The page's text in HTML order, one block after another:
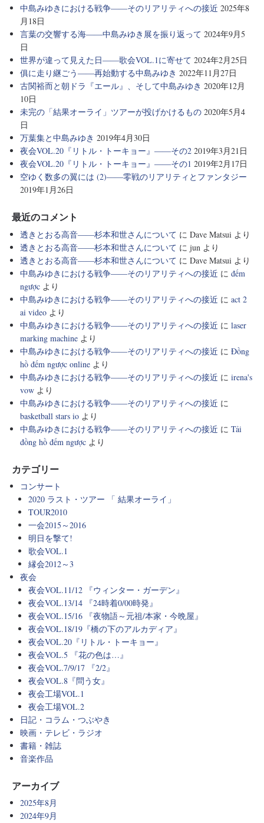
中島みゆきにおける戦争――そのリアリティへの接近 2025年8
月18日
言葉の交響する海――中島みゆき展を振り返って 2024年9月5
日
世界が違って見えた日――歌会VOL.1に寄せて 2024年2月25日
俱に走り継ごう――再始動する中島みゆき 2022年11月27日
古関裕而と朝ドラ『エール』、そして中島みゆき 2020年12月
10日
未完の「結果オーライ」ツアーが投げかけるもの 2020年5月4
日
万葉集と中島みゆき 2019年4月30日
夜会VOL.20『リトル・トーキョー』――その2 2019年3月21日
夜会VOL.20『リトル・トーキョー』――その1 2019年2月17日
空ゆく数多の翼には (2)――零戦のリアリティとファンタジー
2019年1月26日
最近のコメント
透きとおる高音――杉本和世さんについて に Dave Matsui より
透きとおる高音――杉本和世さんについて に jun より
透きとおる高音――杉本和世さんについて に Dave Matsui より
中島みゆきにおける戦争――そのリアリティへの接近 に đếm
ngược より
中島みゆきにおける戦争――そのリアリティへの接近 に act 2
ai video より
中島みゆきにおける戦争――そのリアリティへの接近 に laser
marking machine より
中島みゆきにおける戦争――そのリアリティへの接近 に Đồng
hồ đếm ngược online より
中島みゆきにおける戦争――そのリアリティへの接近 に irena's
vow より
中島みゆきにおける戦争――そのリアリティへの接近 に
basketball stars io より
中島みゆきにおける戦争――そのリアリティへの接近 に Tải
đồng hồ đếm ngược より
カテゴリー
コンサート
2020 ラスト・ツアー 「 結果オーライ」
TOUR2010
一会2015～2016
明日を撃て!
歌会VOL.1
縁会2012～3
夜会
夜会VOL.11/12 『ウィンター・ガーデン』
夜会VOL.13/14 『24時着0/00時発』
夜会VOL.15/16 『夜物語～元祖/本家・今晩屋』
夜会VOL.18/19『橋の下のアルカディア』
夜会VOL.20『リトル・トーキョー』
夜会VOL.5 『花の色は…』
夜会VOL.7/9/17 『2/2』
夜会VOL.8『問う女』
夜会工場VOL.1
夜会工場VOL.2
日記・コラム・つぶやき
映画・テレビ・ラジオ
書籍・雑誌
音楽作品
アーカイブ
2025年8月
2024年9月